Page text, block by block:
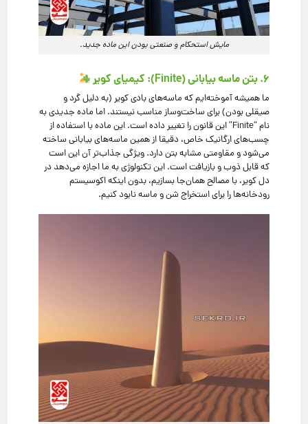
مایش استحکام و صنعتی بودن این ماده جدید.
۶. بتن ماسه بیابانی (Finite): کیمیای کویر
ما همیشه آموخته‌ایم که ماسه‌های بادی کویر (به دلیل گرد و
صیقلی بودن) برای ساخت‌وساز مناسب نیستند. اما ماده جدیدی به
نام “Finite” این قانون را تغییر داده است. این ماده با استفاده از
چسب‌های ارگانیک خاص، دقیقا از همین ماسه‌های بیابانی ساخته
می‌شود و مقاومتی مشابه بتن دارد. ویژگی جذاب‌تر آن این است
که قابل ذوب و بازیافت است. این تکنولوژی به ما اجازه می‌دهد در
دل کویر، با مصالح همان‌جا بسازیم، بدون اینکه اکوسیستم
رودخانه‌ها را برای استخراج شن و ماسه نابود کنیم.